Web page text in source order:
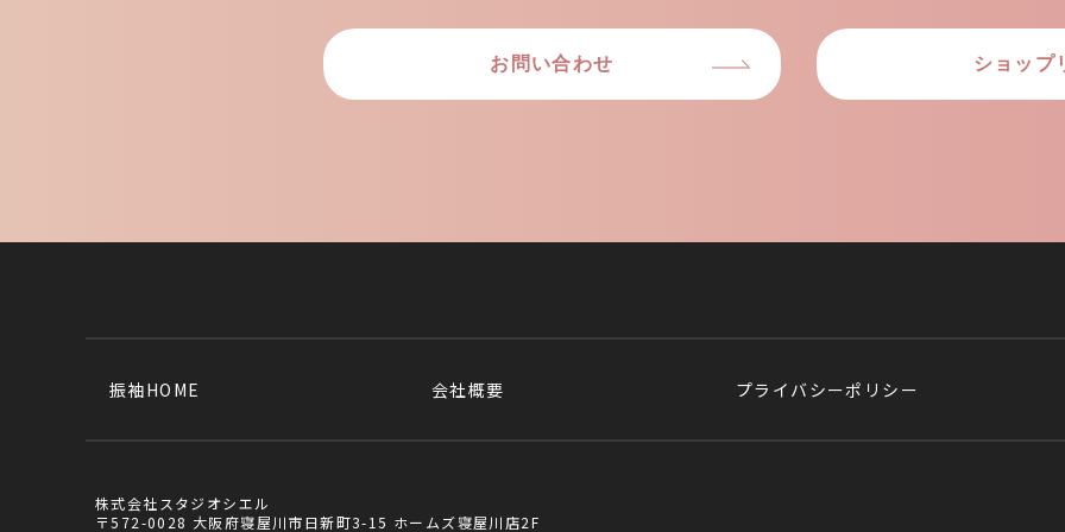
お問い合わせ ショップ
振袖HOME 会社概要 プライバシーポリシー
株式会社スタジオシエル
〒572-0028 大阪府寝屋川市日新町3-15 ホームズ寝屋川店2F